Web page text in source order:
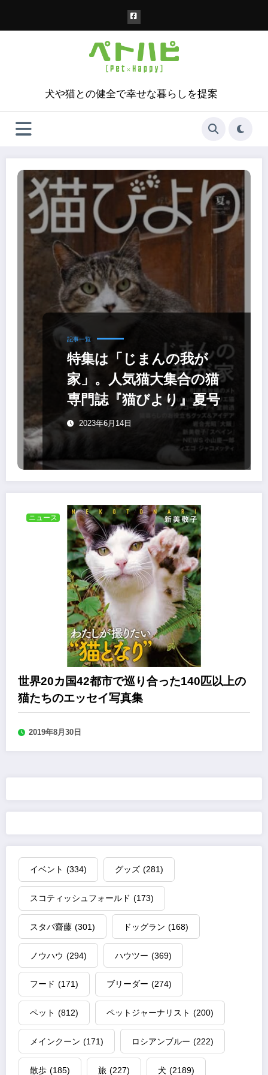
犬や猫との健全で幸せな暮らしを提案
記事一覧
特集は「じまんの我が
家」。人気猫大集合の猫
専門誌『猫びより』夏号
2023年6月14日
ニュース
世界20カ国42都市で巡り合った140匹以上の
猫たちのエッセイ写真集
2019年8月30日
イベント (334) グッズ (281)
スコティッシュフォールド (173)
スタパ齋藤 (301) ドッグラン (168)
ノウハウ (294) ハウツー (369)
フード (171) ブリーダー (274)
ペット (812) ペットジャーナリスト (200)
メインクーン (171) ロシアンブルー (222)
散歩 (185) 旅 (227) 犬 (2189)